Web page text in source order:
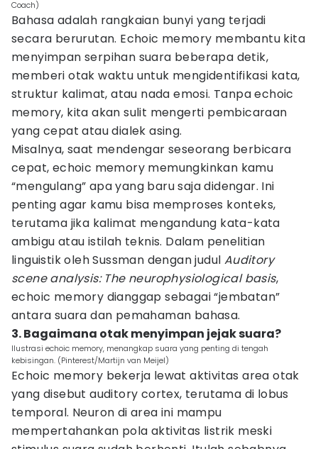
Coach)
Bahasa adalah rangkaian bunyi yang terjadi
secara berurutan. Echoic memory membantu kita
menyimpan serpihan suara beberapa detik,
memberi otak waktu untuk mengidentifikasi kata,
struktur kalimat, atau nada emosi. Tanpa echoic
memory, kita akan sulit mengerti pembicaraan
yang cepat atau dialek asing.
Misalnya, saat mendengar seseorang berbicara
cepat, echoic memory memungkinkan kamu
“mengulang” apa yang baru saja didengar. Ini
penting agar kamu bisa memproses konteks,
terutama jika kalimat mengandung kata-kata
ambigu atau istilah teknis. Dalam penelitian
linguistik oleh Sussman dengan judul Auditory
scene analysis: The neurophysiological basis,
echoic memory dianggap sebagai “jembatan”
antara suara dan pemahaman bahasa.
3. Bagaimana otak menyimpan jejak suara?
Ilustrasi echoic memory, menangkap suara yang penting di tengah
kebisingan. (Pinterest/Martijn van Meijel)
Echoic memory bekerja lewat aktivitas area otak
yang disebut auditory cortex, terutama di lobus
temporal. Neuron di area ini mampu
mempertahankan pola aktivitas listrik meski